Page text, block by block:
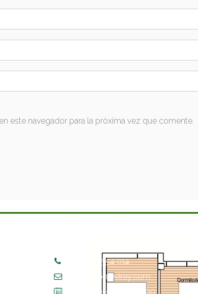
este navegador para la próxima vez que comente.
+34 609 554 014
info@montevirey.com
Lun. – Vie. 09:00 – 17:00